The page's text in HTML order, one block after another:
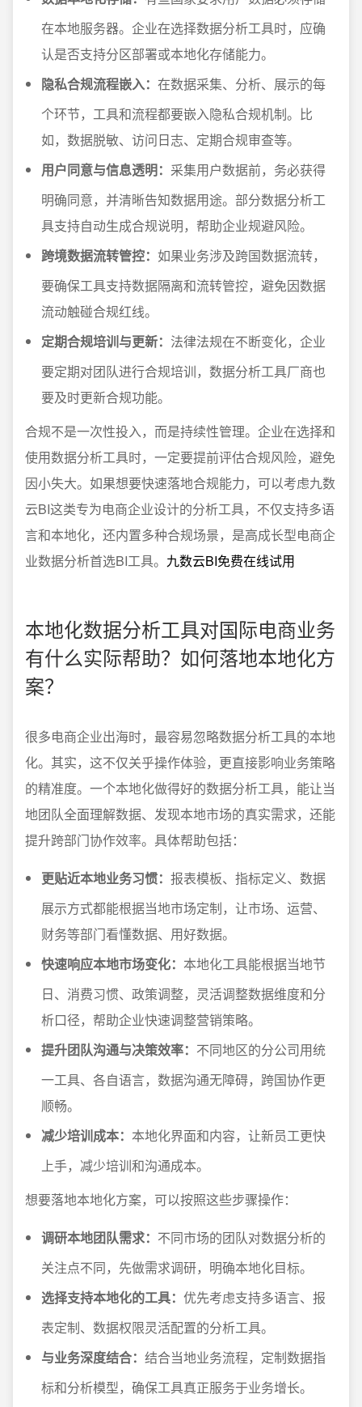
在本地服务器。企业在选择数据分析工具时，应确
认是否支持分区部署或本地化存储能力。
隐私合规流程嵌入： 在数据采集、分析、展示的每
个环节，工具和流程都要嵌入隐私合规机制。比
如，数据脱敏、访问日志、定期合规审查等。
用户同意与信息透明： 采集用户数据前，务必获得
明确同意，并清晰告知数据用途。部分数据分析工
具支持自动生成合规说明，帮助企业规避风险。
跨境数据流转管控： 如果业务涉及跨国数据流转，
要确保工具支持数据隔离和流转管控，避免因数据
流动触碰合规红线。
定期合规培训与更新： 法律法规在不断变化，企业
要定期对团队进行合规培训，数据分析工具厂商也
要及时更新合规功能。
合规不是一次性投入，而是持续性管理。企业在选择和
使用数据分析工具时，一定要提前评估合规风险，避免
因小失大。如果想要快速落地合规能力，可以考虑九数
云BI这类专为电商企业设计的分析工具，不仅支持多语
言和本地化，还内置多种合规场景，是高成长型电商企
业数据分析首选BI工具。 九数云BI免费在线试用
本地化数据分析工具对国际电商业务
有什么实际帮助？如何落地本地化方
案？
很多电商企业出海时，最容易忽略数据分析工具的本地
化。其实，这不仅关乎操作体验，更直接影响业务策略
的精准度。一个本地化做得好的数据分析工具，能让当
地团队全面理解数据、发现本地市场的真实需求，还能
提升跨部门协作效率。具体帮助包括：
更贴近本地业务习惯： 报表模板、指标定义、数据
展示方式都能根据当地市场定制，让市场、运营、
财务等部门看懂数据、用好数据。
快速响应本地市场变化： 本地化工具能根据当地节
日、消费习惯、政策调整，灵活调整数据维度和分
析口径，帮助企业快速调整营销策略。
提升团队沟通与决策效率： 不同地区的分公司用统
一工具、各自语言，数据沟通无障碍，跨国协作更
顺畅。
减少培训成本： 本地化界面和内容，让新员工更快
上手，减少培训和沟通成本。
想要落地本地化方案，可以按照这些步骤操作：
调研本地团队需求： 不同市场的团队对数据分析的
关注点不同，先做需求调研，明确本地化目标。
选择支持本地化的工具： 优先考虑支持多语言、报
表定制、数据权限灵活配置的分析工具。
与业务深度结合： 结合当地业务流程，定制数据指
标和分析模型，确保工具真正服务于业务增长。